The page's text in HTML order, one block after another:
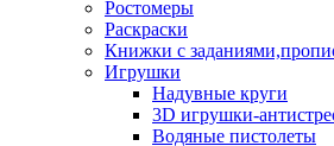
Ростомеры
Раскраски
Книжки с
Игрушки
Надувные круги
3D игрушки-
Водяные пистолеты